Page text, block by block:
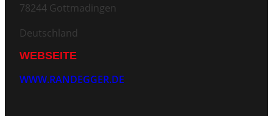
78244 Gottmadingen
Deutschland
WEBSEITE
WWW.RANDEGGER.DE